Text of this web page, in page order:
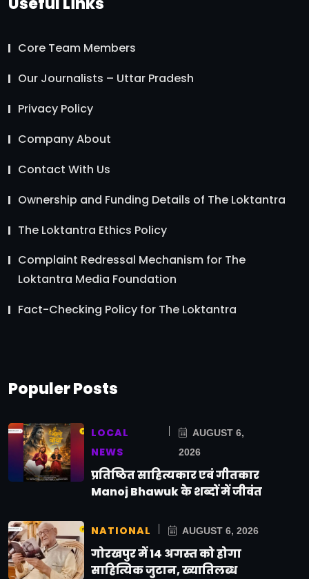
Core Team Members
Our Journalists – Uttar Pradesh
Privacy Policy
Company About
Contact With Us
Ownership and Funding Details of The Loktantra
The Loktantra Ethics Policy
Complaint Redressal Mechanism for The
Loktantra Media Foundation
Fact-Checking Policy for The Loktantra
Populer Posts
LOCAL
NEWS
AUGUST 6,
2026
प्रतिष्ठित साहित्यकार एवं गीतकार
Manoj Bhawuk के शब्दों में जीवंत
NATIONAL AUGUST 6, 2026
गोरखपुर में 14 अगस्त को होगा
साहित्यिक जुटान, ख्यातिलब्ध